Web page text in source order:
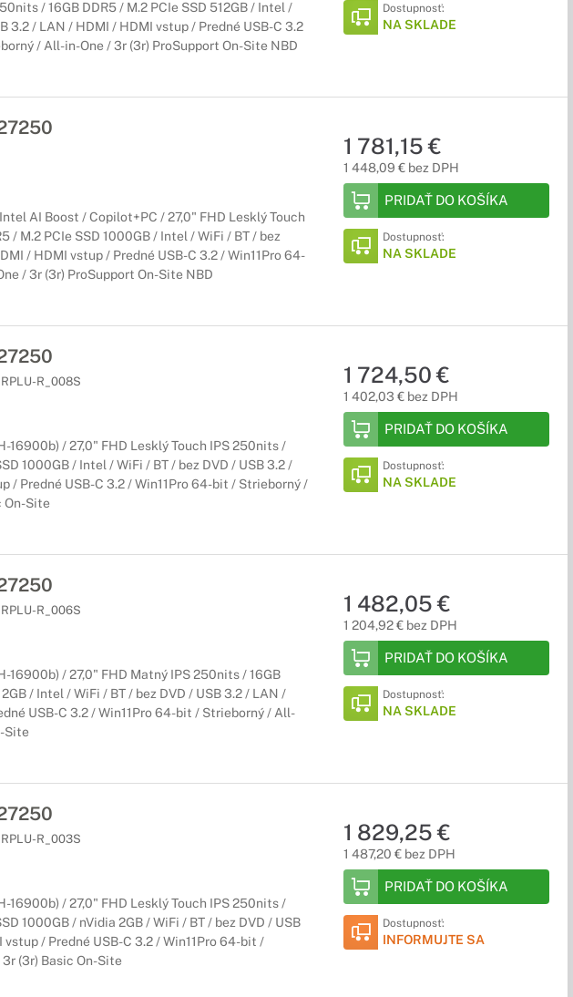
/ 16GB DDR5 / M.2 PCIe SSD 512GB / Intel /
3.2 / LAN / HDMI / HDMI vstup / Predné USB-C 3.2
/ All-in-One / 3r (3r) ProSupport On-Site NBD
Dostupnosť:
NA SKLADE
AI Boost / Copilot+PC / 27,0" FHD Lesklý Touch
/ M.2 PCIe SSD 1000GB / Intel / WiFi / BT / bez
/ HDMI vstup / Predné USB-C 3.2 / Win11Pro 64-
/ 3r (3r) ProSupport On-Site NBD
1 781,15 €
1 448,09 € bez DPH
PRIDAŤ DO KOŠÍKA
Dostupnosť:
NA SKLADE
R_008S
16900b) / 27,0" FHD Lesklý Touch IPS 250nits /
1000GB / Intel / WiFi / BT / bez DVD / USB 3.2 /
/ Predné USB-C 3.2 / Win11Pro 64-bit / Strieborný /
On-Site
1 724,50 €
1 402,03 € bez DPH
PRIDAŤ DO KOŠÍKA
Dostupnosť:
NA SKLADE
R_006S
16900b) / 27,0" FHD Matný IPS 250nits / 16GB
/ Intel / WiFi / BT / bez DVD / USB 3.2 / LAN /
USB-C 3.2 / Win11Pro 64-bit / Strieborný / All-
Site
1 482,05 €
1 204,92 € bez DPH
PRIDAŤ DO KOŠÍKA
Dostupnosť:
NA SKLADE
R_003S
16900b) / 27,0" FHD Lesklý Touch IPS 250nits /
1000GB / nVidia 2GB / WiFi / BT / bez DVD / USB
/ Predné USB-C 3.2 / Win11Pro 64-bit /
(3r) Basic On-Site
1 829,25 €
1 487,20 € bez DPH
PRIDAŤ DO KOŠÍKA
Dostupnosť:
INFORMUJTE SA